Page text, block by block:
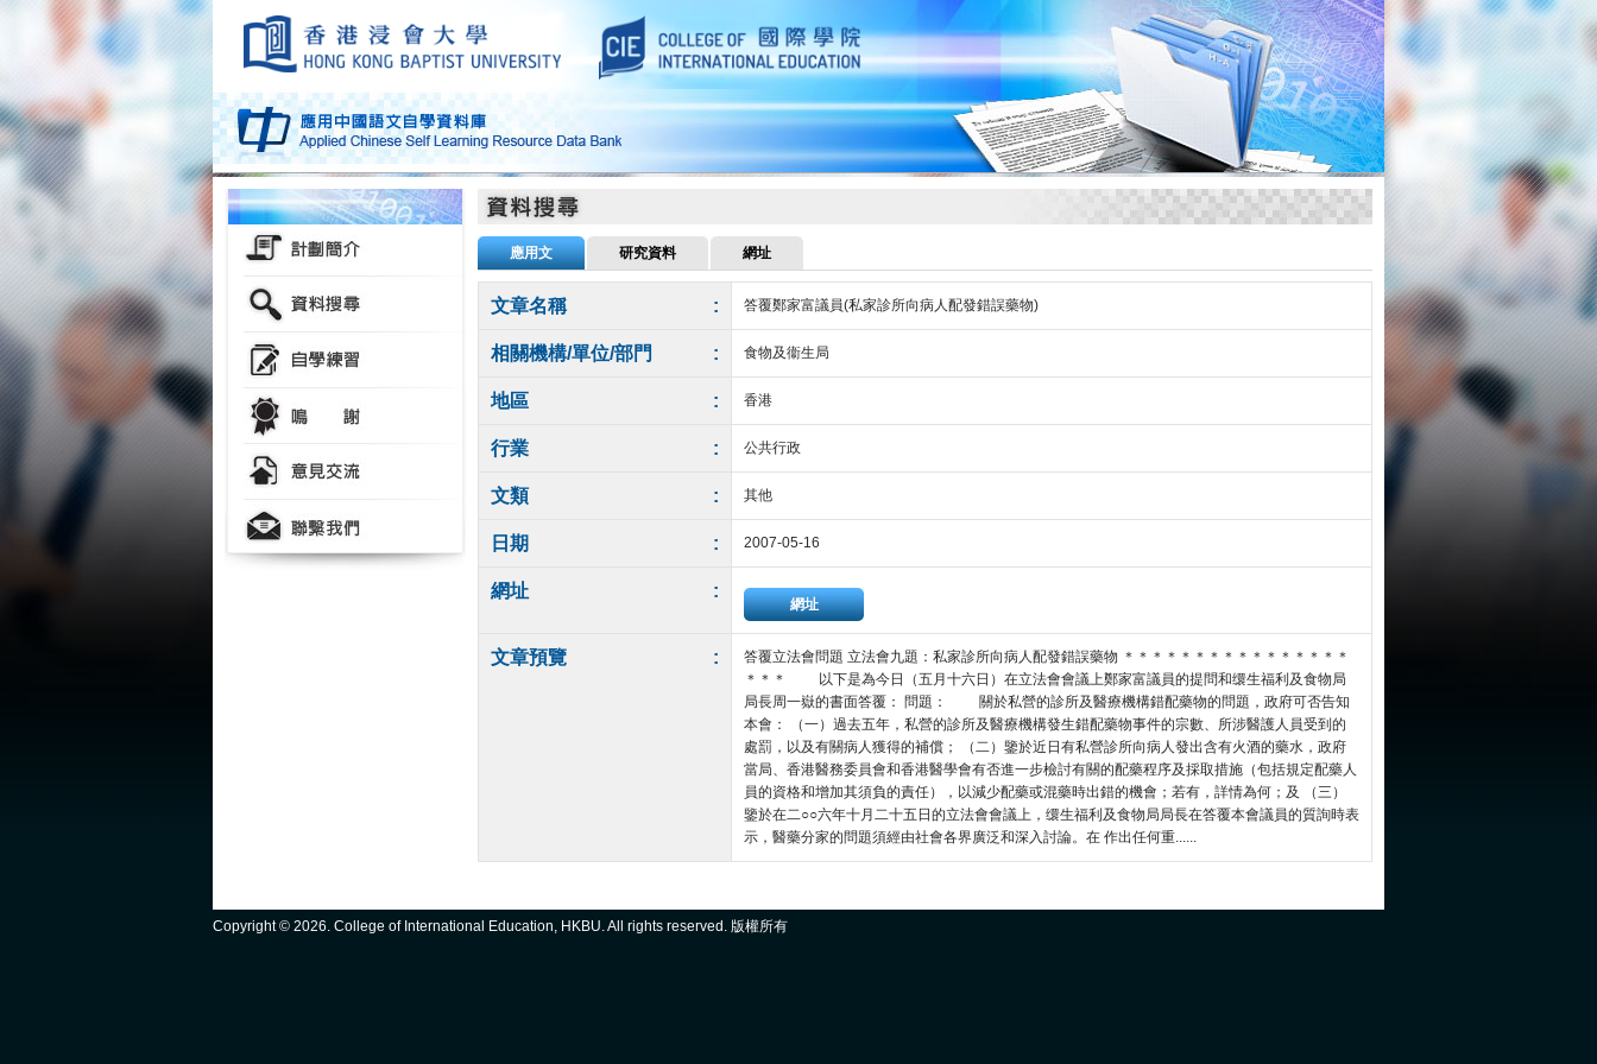
應用文 研究資料 網址
文章名稱 : 答覆鄭家富議員(私家診所向病人配發錯誤藥物)
相關機構/單位/部門 : 食物及衞生局
地區 : 香港
行業 : 公共行政
文類 : 其他
日期 : 2007-05-16
網址 :
網址
文章預覽 :
答覆立法會問題 立法會九題：私家診所向病人配發錯誤藥物 ＊＊＊＊＊＊＊＊＊＊＊＊＊＊＊＊
＊＊＊ 以下是為今日（五月十六日）在立法會會議上鄭家富議員的提問和缳生福利及食物局
局長周一嶽的書面答覆： 問題： 關於私營的診所及醫療機構錯配藥物的問題，政府可否告知
本會： （一）過去五年，私營的診所及醫療機構發生錯配藥物事件的宗數、所涉醫護人員受到的
處罰，以及有關病人獲得的補償； （二）鑒於近日有私營診所向病人發出含有火酒的藥水，政府
當局、香港醫務委員會和香港醫學會有否進一步檢討有關的配藥程序及採取措施（包括規定配藥人
員的資格和增加其須負的責任），以減少配藥或混藥時出錯的機會；若有，詳情為何；及 （三）
鑒於在二○○六年十月二十五日的立法會會議上，缳生福利及食物局局長在答覆本會議員的質詢時表
示，醫藥分家的問題須經由社會各界廣泛和深入討論。在 作出任何重......
Copyright © 2026. College of International Education, HKBU. All rights reserved. 版權所有